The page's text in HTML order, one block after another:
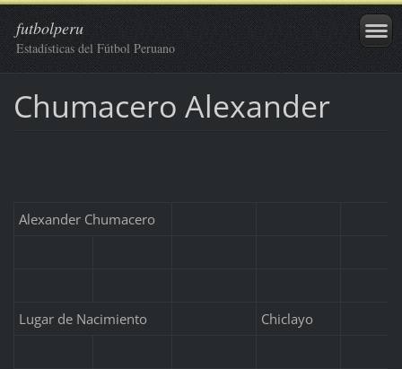
futbolperu
Estadísticas del Fútbol Peruano
Chumacero Alexander
Alexander Chumacero
Lugar de Nacimiento Chiclayo